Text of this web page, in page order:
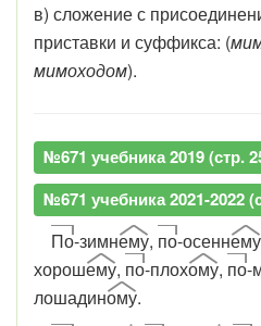
в) сложение с
приставки и суффикса: (
мимоходом).
№671 учебника 2019 (стр.
№671 учебника 2021-2022
По-зимнему, по-осеннему
хорошему, по-плохому, по-
лошадиному.